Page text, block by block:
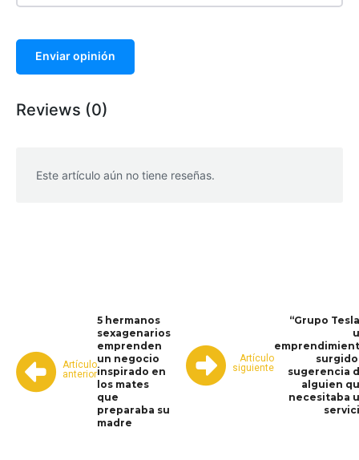
Enviar opinión
Reviews (0)
Este artículo aún no tiene reseñas.
Artículo
anterior
5 hermanos
sexagenarios
emprenden
un negocio
inspirado en
los mates
que
preparaba su
madre
Artículo
siguiente
“Grupo
surgido
sugerencia
alguien
necesitaba